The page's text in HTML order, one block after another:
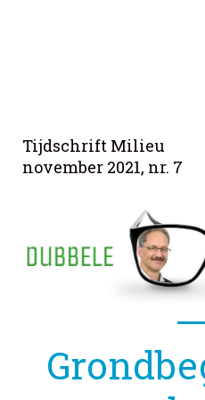
Tijdschrift Milieu
november 2021, nr. 7